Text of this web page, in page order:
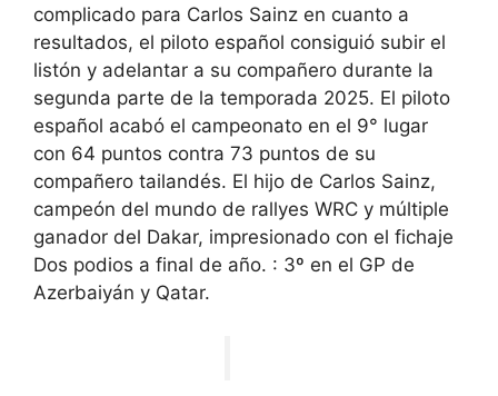
complicado para Carlos Sainz en cuanto a
resultados, el piloto español consiguió subir el
listón y adelantar a su compañero durante la
segunda parte de la temporada 2025. El piloto
español acabó el campeonato en el 9° lugar
con 64 puntos contra 73 puntos de su
compañero tailandés. El hijo de Carlos Sainz,
campeón del mundo de rallyes WRC y múltiple
ganador del Dakar, impresionado con el fichaje
Dos podios a final de año. : 3º en el GP de
Azerbaiyán y Qatar.